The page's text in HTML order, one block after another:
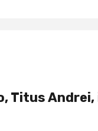
Titus